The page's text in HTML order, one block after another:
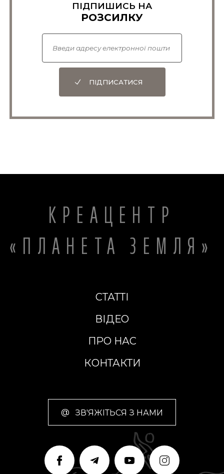
ПІДПИШИСЬ НА
РОЗСИЛКУ
ПІДПИСАТИСЯ
КРЕАЦЕНТР
«ПЛАНЕТА ЗЕМЛЯ»
СТАТТІ
ВІДЕО
ПРО НАС
КОНТАКТИ
@ ЗВ'ЯЖІТЬСЯ З НАМИ